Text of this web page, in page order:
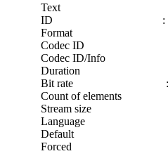
Text
ID :
Format :
Codec ID :
Codec ID/Info :
Duration : 2 h
Bit rate : 44
Count of
Stream size :
Language :
Default :
Forced :